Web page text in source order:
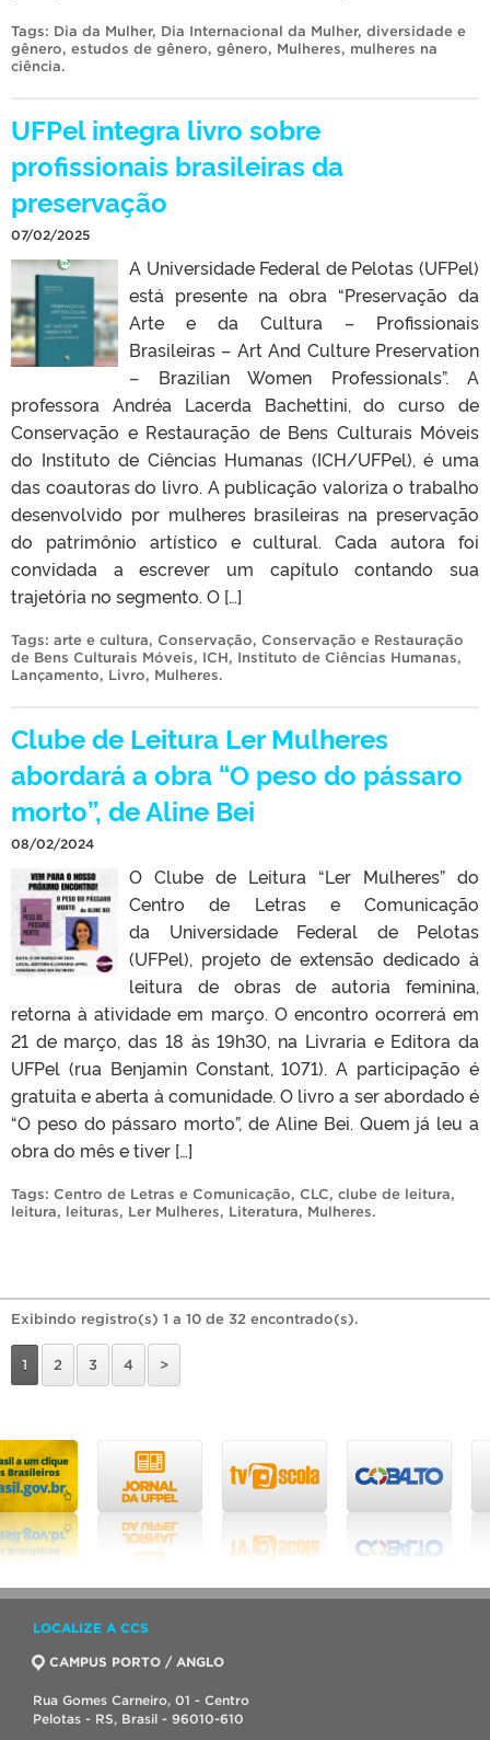
Tags: Dia da Mulher, Dia Internacional da Mulher, diversidade e
gênero, estudos de gênero, gênero, Mulheres, mulheres na
ciência.
UFPel integra livro sobre
profissionais brasileiras da
preservação
07/02/2025
A Universidade Federal de Pelotas (UFPel)
está presente na obra “Preservação da
Arte e da Cultura – Profissionais
Brasileiras – Art And Culture Preservation
– Brazilian Women Professionals”. A
professora Andréa Lacerda Bachettini, do curso de
Conservação e Restauração de Bens Culturais Móveis
do Instituto de Ciências Humanas (ICH/UFPel), é uma
das coautoras do livro. A publicação valoriza o trabalho
desenvolvido por mulheres brasileiras na preservação
do patrimônio artístico e cultural. Cada autora foi
convidada a escrever um capítulo contando sua
trajetória no segmento. O […]
Tags: arte e cultura, Conservação, Conservação e Restauração
de Bens Culturais Móveis, ICH, Instituto de Ciências Humanas,
Lançamento, Livro, Mulheres.
Clube de Leitura Ler Mulheres
abordará a obra “O peso do pássaro
morto”, de Aline Bei
08/02/2024
O Clube de Leitura “Ler Mulheres” do
Centro de Letras e Comunicação
da Universidade Federal de Pelotas
(UFPel), projeto de extensão dedicado à
leitura de obras de autoria feminina,
retorna à atividade em março. O encontro ocorrerá em
21 de março, das 18 às 19h30, na Livraria e Editora da
UFPel (rua Benjamin Constant, 1071). A participação é
gratuita e aberta à comunidade. O livro a ser abordado é
“O peso do pássaro morto”, de Aline Bei. Quem já leu a
obra do mês e tiver […]
Tags: Centro de Letras e Comunicação, CLC, clube de leitura,
leitura, leituras, Ler Mulheres, Literatura, Mulheres.
Exibindo registro(s) 1 a 10 de 32 encontrado(s).
1 2 3 4 >
LOCALIZE A CCS
CAMPUS PORTO / ANGLO
Rua Gomes Carneiro, 01 - Centro
Pelotas - RS, Brasil - 96010-610